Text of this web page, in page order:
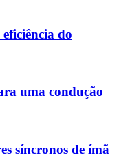
do
uma condução
síncronos de ímã